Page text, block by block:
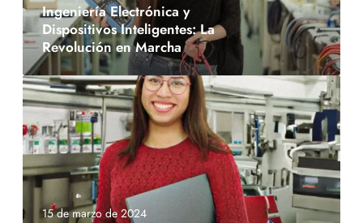
Ingeniería Electrónica y
Dispositivos Inteligentes: La
Revolución en Marcha
15 de marzo de 2024